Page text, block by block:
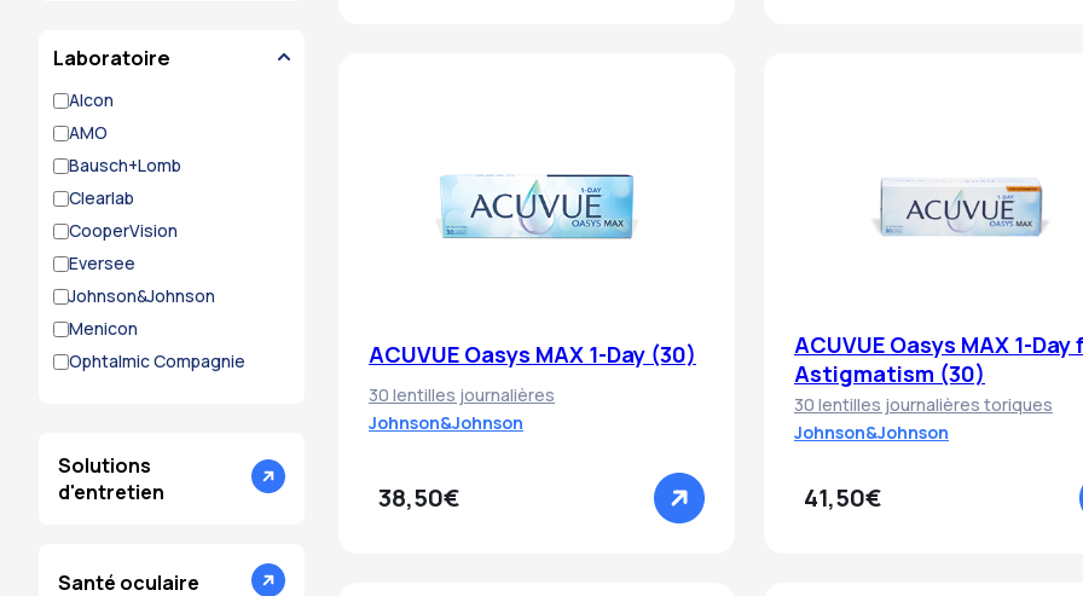
Laboratoire
Alcon
AMO
Bausch+Lomb
Clearlab
CooperVision
Eversee
Johnson&Johnson
Menicon
Ophtalmic Compagnie
Solutions
d'entretien
Santé oculaire
ACUVUE Oasys MAX 1-Day (30)
30 lentilles journalières
Johnson&Johnson
38,50€
ACUVUE Oasys MAX 1-Day
Astigmatism (30)
30 lentilles journalières toriques
Johnson&Johnson
41,50€